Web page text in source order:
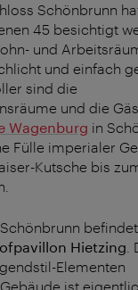
Schönbrunn
45 besichtigt
und
und einfach
sind die
und die
Wagenburg in
Fülle imperialer
Kutsche bis
Hietzing
Elementen
ist